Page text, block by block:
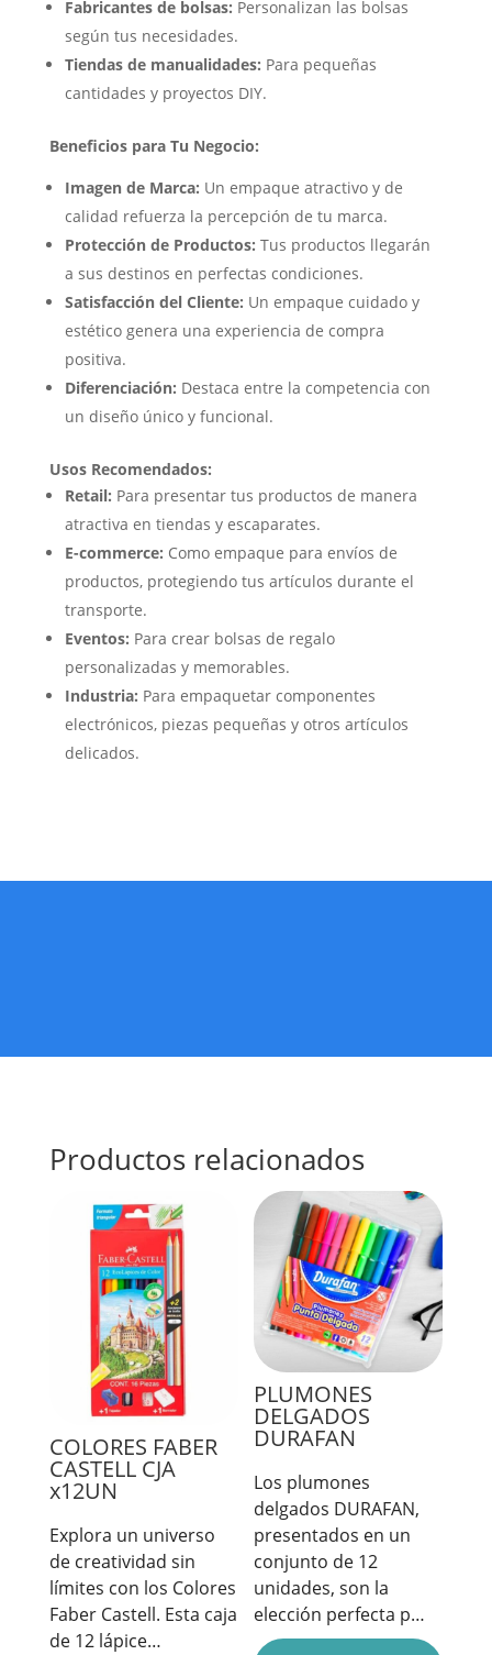
Fabricantes de bolsas: Personalizan las bolsas
según tus necesidades.
Tiendas de manualidades: Para pequeñas
cantidades y proyectos DIY.
Beneficios para Tu Negocio:
Imagen de Marca: Un empaque atractivo y de
calidad refuerza la percepción de tu marca.
Protección de Productos: Tus productos llegarán
a sus destinos en perfectas condiciones.
Satisfacción del Cliente: Un empaque cuidado y
estético genera una experiencia de compra
positiva.
Diferenciación: Destaca entre la competencia con
un diseño único y funcional.
Usos Recomendados:
Retail: Para presentar tus productos de manera
atractiva en tiendas y escaparates.
E-commerce: Como empaque para envíos de
productos, protegiendo tus artículos durante el
transporte.
Eventos: Para crear bolsas de regalo
personalizadas y memorables.
Industria: Para empaquetar componentes
electrónicos, piezas pequeñas y otros artículos
delicados.
Productos relacionados
COLORES FABER
CASTELL CJA
x12UN
Explora un universo
de creatividad sin
límites con los Colores
Faber Castell. Esta caja
de 12 lápice…
PLUMONES
DELGADOS
DURAFAN
Los plumones
delgados DURAFAN,
presentados en un
conjunto de 12
unidades, son la
elección perfecta p…